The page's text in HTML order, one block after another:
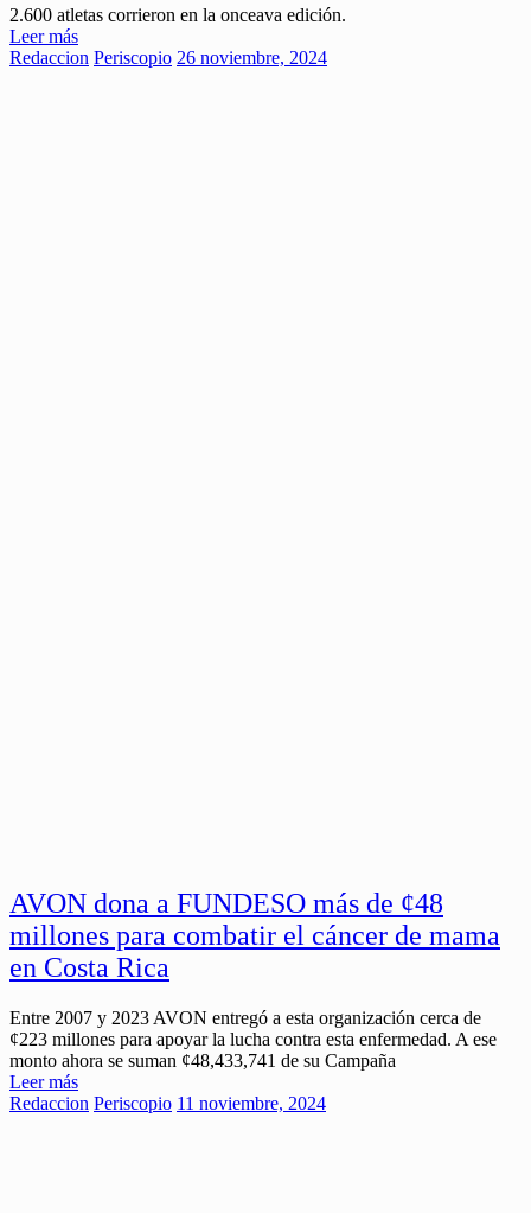
2.600 atletas corrieron en la onceava edición.
Leer más
Redaccion Periscopio 26 noviembre, 2024
AVON dona a FUNDESO más de ¢48
millones para combatir el cáncer de mama
en Costa Rica
Entre 2007 y 2023 AVON entregó a esta organización cerca de
¢223 millones para apoyar la lucha contra esta enfermedad. A ese
monto ahora se suman ¢48,433,741 de su Campaña
Leer más
Redaccion Periscopio 11 noviembre, 2024